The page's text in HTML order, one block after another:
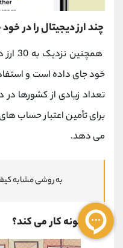
چند ارز دیجیتال را در
همچنین نزدیک به 30 ارز دیجیتال و بیش از 50 ارز
خود جای داده است و
تعداد زیادی از کشورها
برای تأمین اعتبار حساب
می دهد.
به روشی مشابه
ابرا چگونه کار می کند؟